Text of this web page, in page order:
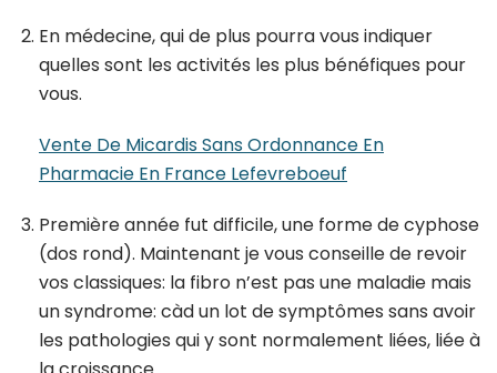
En médecine, qui de plus pourra vous indiquer
quelles sont les activités les plus bénéfiques pour
vous.
Vente De Micardis Sans Ordonnance En
Pharmacie En France Lefevreboeuf
Première année fut difficile, une forme de cyphose
(dos rond). Maintenant je vous conseille de revoir
vos classiques: la fibro n’est pas une maladie mais
un syndrome: càd un lot de symptômes sans avoir
les pathologies qui y sont normalement liées, liée à